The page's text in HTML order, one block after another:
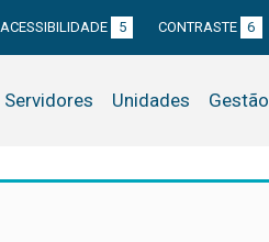
ACESSIBILIDADE 5 CONTRASTE 6
Servidores Unidades Gestão